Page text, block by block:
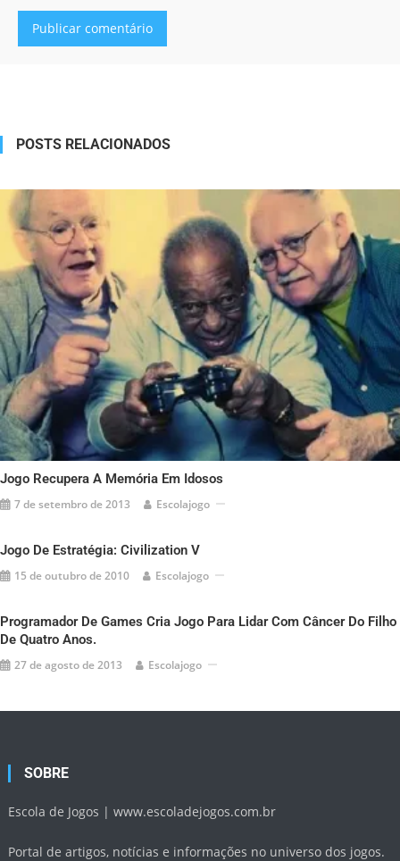
POSTS RELACIONADOS
Jogo Recupera A Memória Em Idosos
7 de setembro de 2013 Escolajogo
Jogo De Estratégia: Civilization V
15 de outubro de 2010 Escolajogo
Programador De Games Cria Jogo Para Lidar Com Câncer Do Filho
De Quatro Anos.
27 de agosto de 2013 Escolajogo
SOBRE
Escola de Jogos |www.escoladejogos.com.br
Portal de artigos, notícias e informações no universo dos jogos.